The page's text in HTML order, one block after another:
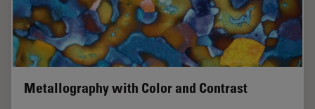
Metallography with Color and Contrast